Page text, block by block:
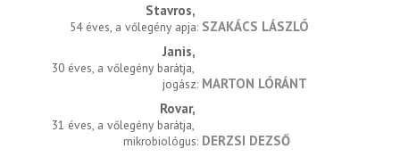
Stavros
54 éves, a vőlegény apja SZAKÁCS LÁSZLÓ
Janis
30 éves, a vőlegény barátja,
jogász MARTON LÓRÁNT
Rovar
31 éves, a vőlegény barátja,
mikrobiológus DERZSI DEZSŐ